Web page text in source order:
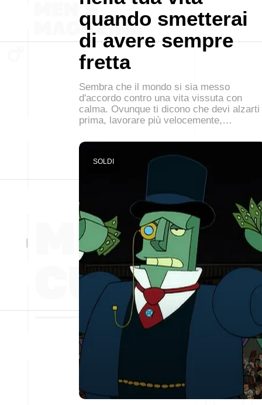
quando smetterai
di avere sempre
fretta
Sembra che il mondo si sia messo
d'accordo contro una vita vissuta con
calma. Ovunque ti dicono che devi alzarti
prima, lavorare più velocemente,…
SOLDI